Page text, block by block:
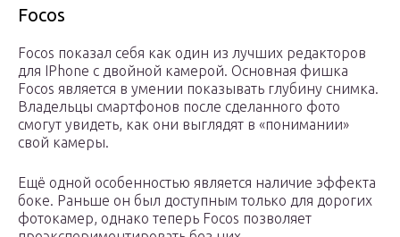
Focos
Focos показал себя как один из лучших редакторов
для IPhone с двойной камерой. Основная фишка
Focos является в умении показывать глубину снимка.
Владельцы смартфонов после сделанного фото
смогут увидеть, как они выглядят в «понимании»
свой камеры.
Ещё одной особенностью является наличие эффекта
боке. Раньше он был доступным только для дорогих
фотокамер, однако теперь Focos позволяет